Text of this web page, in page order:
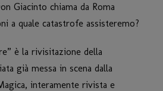
Giacinto chiama da Roma
a quale catastrofe assisteremo?
è la rivisitazione della
già messa in scena dalla
interamente rivista e